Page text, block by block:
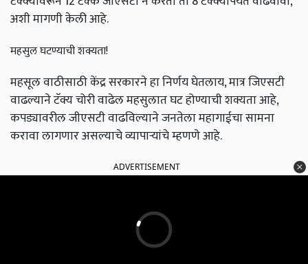
अशी मागणी केली आहे.
महसुल घटण्याची शक्यता!
महसूल वाठीसाठी केंद्र सरकारने हा निर्णय घेतलाय, मात्र जिएसटी
वाढल्याने टॅक्य चोरी वाढेल महसुलात घट होण्याची शक्यता आहे,
कपड्यावरील जीएसटी वाढविल्याने जनतेला महागाईचा सामना
करावा लागणार असल्याचे व्यापाऱ्यांचे म्हणणे आहे.
ADVERTISEMENT